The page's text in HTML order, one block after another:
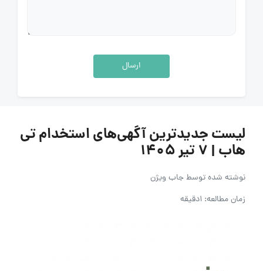
ارسال
لیست جدیدترین آگهی‌های استخدام تی
هاب | ۷ تیر ۱۴۰۵
نوشته شده توسطجاب ویژن
زمان مطالعه: 1دقیقه